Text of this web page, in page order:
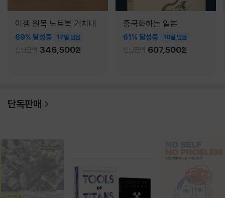
이젤 원목 노트북 거치대
69% 달성중 17일 남음
펀딩금액 346,500원
중국화하는 일본
61% 달성중 10일 남음
펀딩금액 607,500원
단독판매